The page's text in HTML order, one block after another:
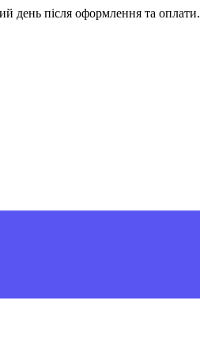
день після оформлення та оплати.